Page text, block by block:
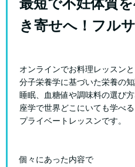
最短で不妊体質を
き寄せへ！フル
オンラインでお料理レッスンと
分子栄養学に基づいた栄養の
睡眠、血糖値や調味料の選び
座学で世界どこにいても学べる
プライベートレッスンです。
個々にあった内容で